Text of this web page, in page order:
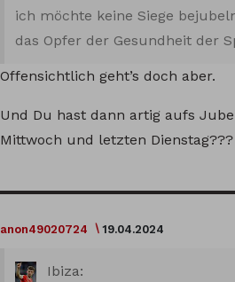
ich möchte keine Siege
das Opfer der Gesundheit der
Offensichtlich geht’s doch aber.
Und Du hast dann artig aufs
Mittwoch und letzten Dienstag???
anon49020724 19.04.2024
Ibiza: